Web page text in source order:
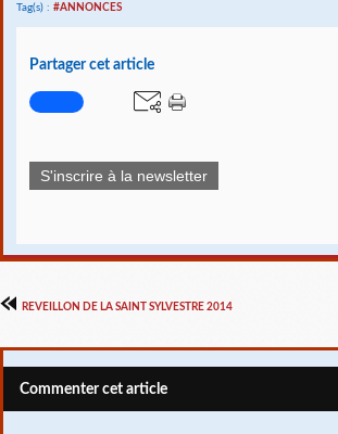
Tag(s) : #ANNONCES
Partager cet article
S'inscrire à la newsletter
REVEILLON DE LA SAINT SYLVESTRE 2014
Commenter cet article